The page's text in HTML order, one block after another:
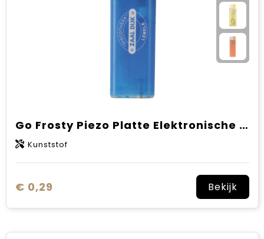
Go Frosty Piezo Platte Elektronische aansteker TL, navulbaar
Kunststof
€ 0,29 Bekijk